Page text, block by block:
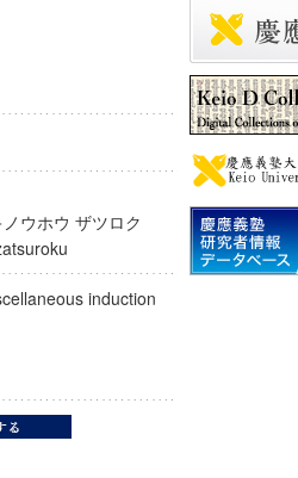
ノウホウ ザツロク
induction